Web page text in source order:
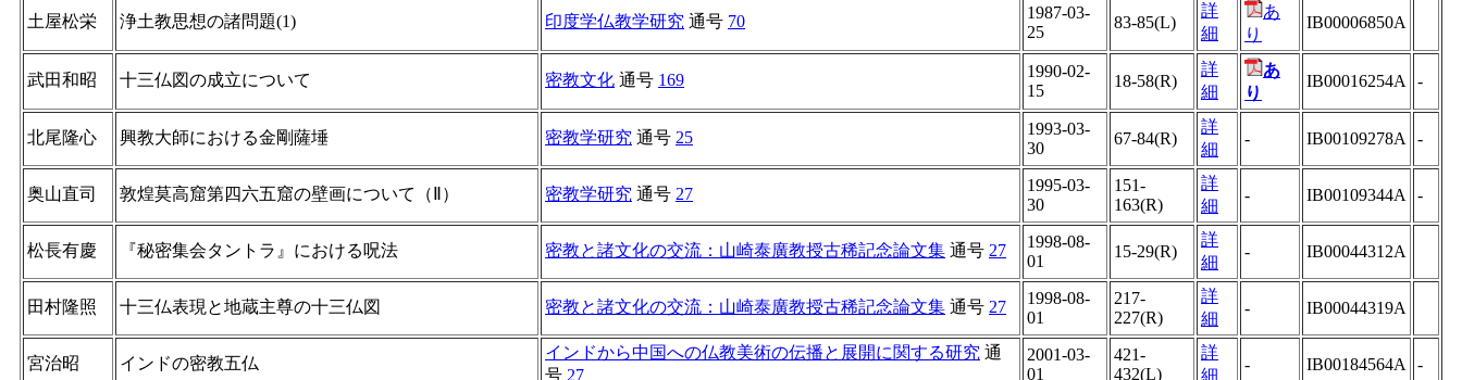
土屋松栄 浄土教思想の諸問題(1) 印度学仏教学研究 通号 70
1987-03-
25
83-85(L)
詳
細
あ
り
IB00006850A
武田和昭 十三仏図の成立について 密教文化 通号 169
1990-02-
15
18-58(R)
詳
細
あ
り
IB00016254A -
北尾隆心 興教大師における金剛薩埵 密教学研究 通号 25
1993-03-
30
67-84(R)
詳
細
- IB00109278A -
奥山直司 敦煌莫高窟第四六五窟の壁画について（Ⅱ） 密教学研究 通号 27
1995-03-
30
151-
163(R)
詳
細
- IB00109344A -
松長有慶 『秘密集会タントラ』における呪法 密教と諸文化の交流：山崎泰廣教授古稀記念論文集 通号 27
1998-08-
01
15-29(R)
詳
細
- IB00044312A
田村隆照 十三仏表現と地蔵主尊の十三仏図 密教と諸文化の交流：山崎泰廣教授古稀記念論文集 通号 27
1998-08-
01
217-
227(R)
詳
細
- IB00044319A
宮治昭 インドの密教五仏
インドから中国への仏教美術の伝播と展開に関する研究 通
号 27
2001-03-
01
421-
432(L)
詳
細
- IB00184564A -